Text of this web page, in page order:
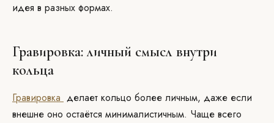
идея в разных формах.
Гравировка: личный смысл внутри
кольца
Гравировка делает кольцо более личным, даже если
внешне оно остаётся минималистичным. Чаще всего